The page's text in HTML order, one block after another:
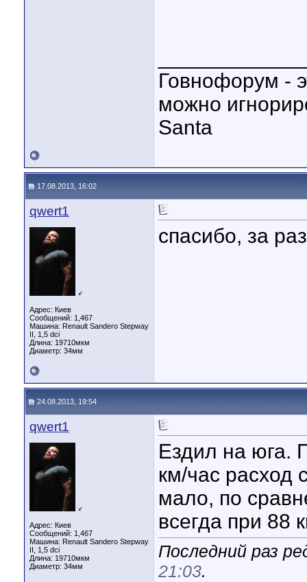
Говнофорум -
можно
Santa
17.08.2013, 16:02
qwert1
♂
Адрес: Киев
Сообщений: 1,467
Машина: Renault Sandero Stepway
II, 1,5 dci
Длина: 19710мкм
Диаметр: 34мм
спасибо, за
24.08.2013, 19:54
qwert1
♂
Адрес: Киев
Сообщений: 1,467
Машина: Renault Sandero Stepway
II, 1,5 dci
Длина: 19710мкм
Диаметр: 34мм
Ездил на юга.
км/час расход
мало, по
всегда при 88
Последний раз
21:03.